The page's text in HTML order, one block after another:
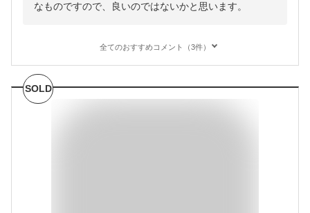
なものですので、良いのではないかと思います。
全てのおすすめコメント（3件）
SOLD